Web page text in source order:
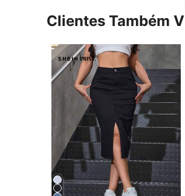
Clientes Também